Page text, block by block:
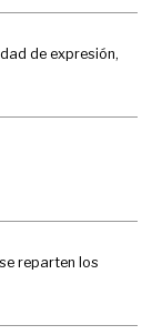
de expresión,
se reparten los